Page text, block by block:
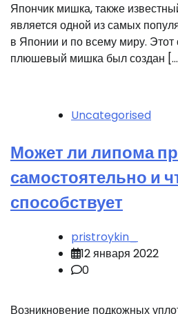
Япончик мишка, также
является одной из самых
в Японии и по всему миру. Этот
плюшевый мишка был создан
Uncategorised
Может ли липома
самостоятельно и
способствует
pristroykin_
12 января 2022
0
Возникновение подкожных